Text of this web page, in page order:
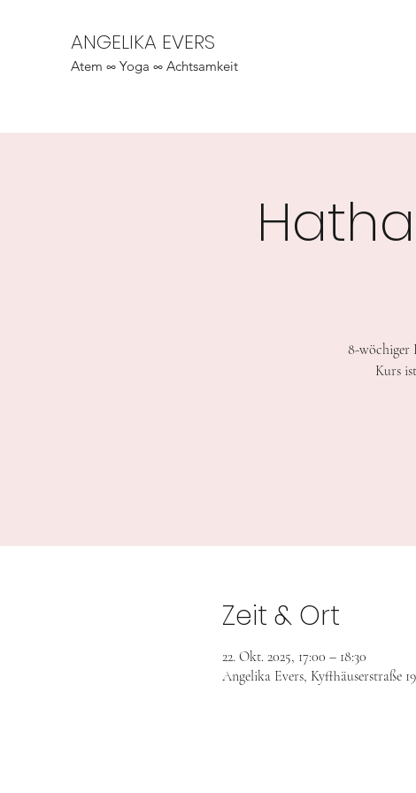
ANGELIKA EVERS
Atem ∞ Yoga ∞ Achtsamkeit
8-wöchiger
Kurs
Zeit & Ort
22. Okt. 2025, 17:00 – 18:30
Angelika Evers, Kyffhäuserstraße